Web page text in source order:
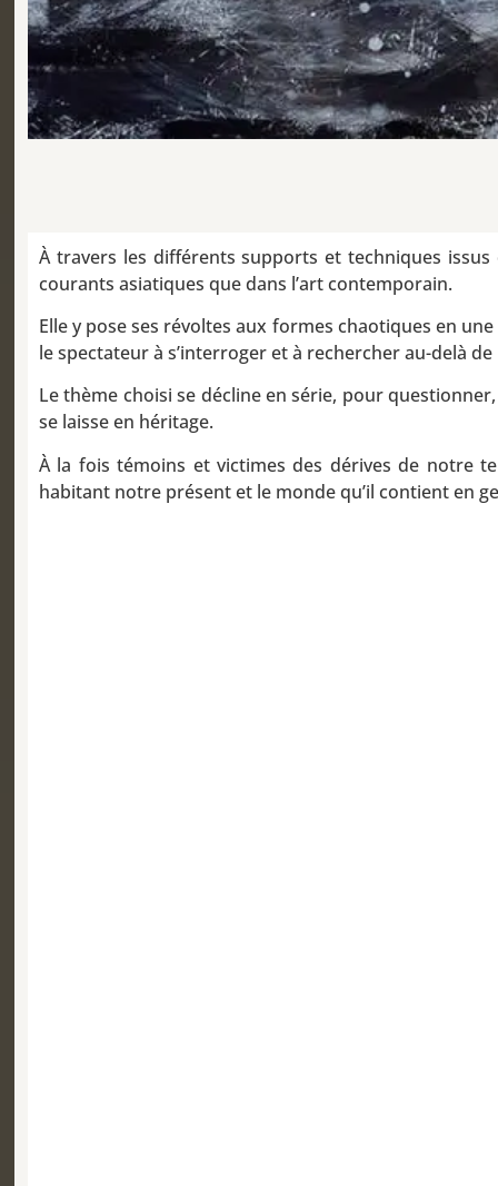
À travers les différents supports et techniques
courants asiatiques que dans l’art contemporain.
Elle y pose ses révoltes aux formes chaotiques en
le spectateur à s’interroger et à rechercher au-delà
Le thème choisi se décline en série, pour
se laisse en héritage.
À la fois témoins et victimes des dérives de notre
habitant notre présent et le monde qu’il contient en